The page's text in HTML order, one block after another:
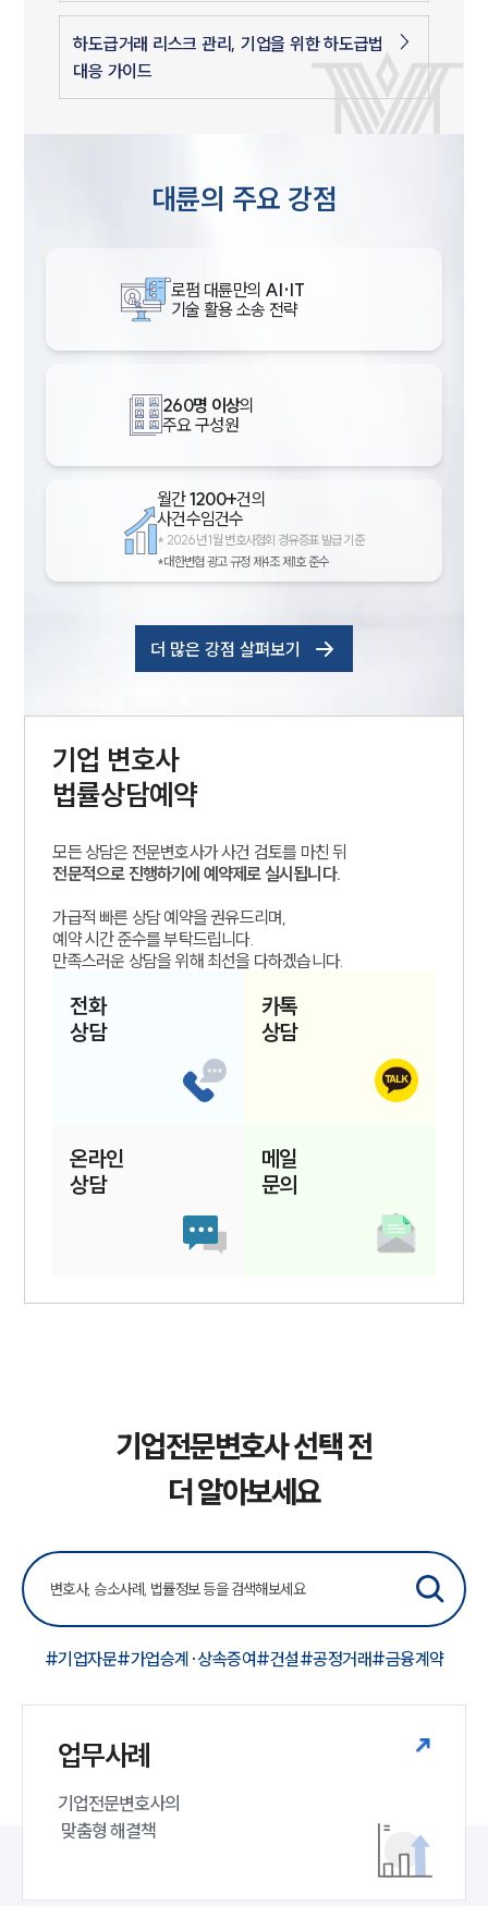
하도급거래 리스크 관리, 기업을 위한 하도급법
대응 가이드
대륜의 주요 강점
로펌 대륜만의 AI·IT
기술 활용 소송 전략
260명 이상의
주요 구성원
월간1200+건의
사건수임건수
* 2026년 1월 변호사협회 경유증표 발급 기준
*대한변협 광고 규정 제4조 제1호 준수
더 많은 강점 살펴보기
기업 변호사
법률상담예약
모든 상담은 전문변호사가 사건 검토를 마친 뒤
전문적으로 진행하기에 예약제로 실시됩니다.
가급적 빠른 상담 예약을 권유드리며,
예약 시간 준수를 부탁드립니다.
만족스러운 상담을 위해 최선을 다하겠습니다.
전화
상담
카톡
상담
온라인
상담
메일
문의
기업전문변호사 선택 전
더 알아보세요
#기업자문#가업승계·상속증여#건설#공정거래#금융계약
업무사례
기업전문변호사의
맞춤형 해결책